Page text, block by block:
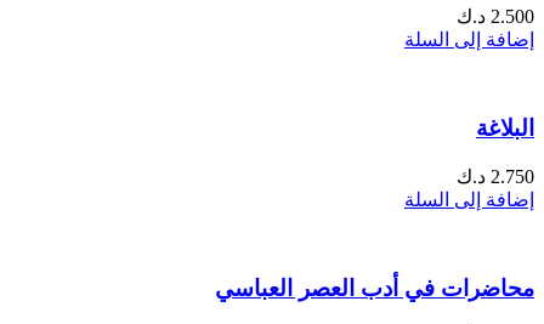
2.500 د.ك
إضافة إلى السلة
البلاغة
2.750 د.ك
إضافة إلى السلة
محاضرات في أدب العصر العباسي